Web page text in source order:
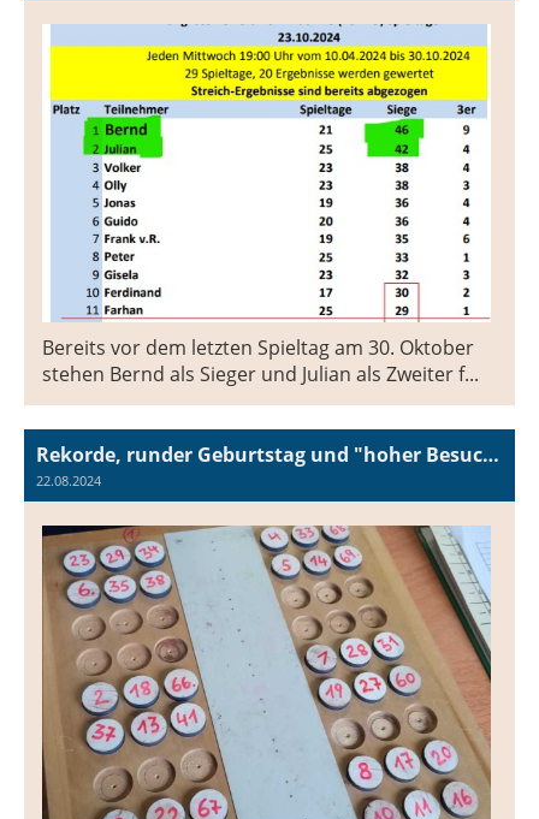
Bereits vor dem letzten Spieltag am 30. Oktober
stehen Bernd als Sieger und Julian als Zweiter f...
Rekorde, runder Geburtstag und "hoher Besuch"
22.08.2024